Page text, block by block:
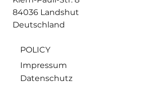
84036 Landshut
Deutschland
POLICY
Impressum
Datenschutz